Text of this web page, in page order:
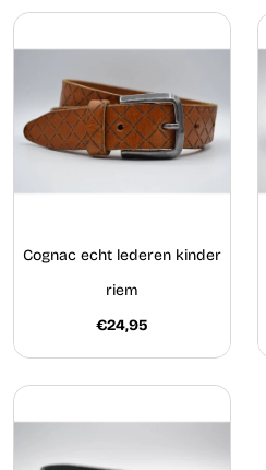
Cognac echt lederen kinder
riem
€24,95